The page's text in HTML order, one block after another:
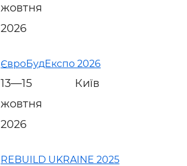
жовтня
2026
ЄвроБудЕкспо 2026
13—15
жовтня
2026
Київ
REBUILD UKRAINE 2025